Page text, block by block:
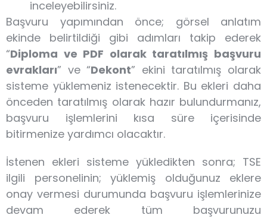
inceleyebilirsiniz.
Başvuru yapımından önce; görsel anlatım
ekinde belirtildiği gibi adımları takip ederek
“Diploma ve PDF olarak taratılmış başvuru
evrakları” ve “Dekont” ekini taratılmış olarak
sisteme yüklemeniz istenecektir. Bu ekleri daha
önceden taratılmış olarak hazır bulundurmanız,
başvuru işlemlerini kısa süre içerisinde
bitirmenize yardımcı olacaktır.
İstenen ekleri sisteme yükledikten sonra; TSE
ilgili personelinin; yüklemiş olduğunuz eklere
onay vermesi durumunda başvuru işlemlerinize
devam ederek tüm başvurunuzu